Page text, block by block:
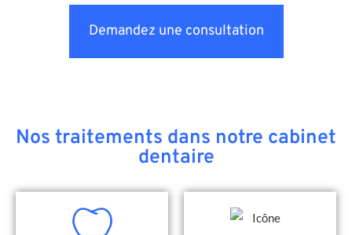
Demandez une consultation
Nos traitements dans notre cabinet
dentaire